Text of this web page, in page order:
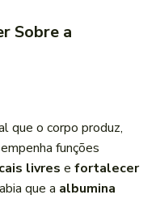
Sobre a
que o corpo produz,
funções
livres e fortalecer
que a albumina